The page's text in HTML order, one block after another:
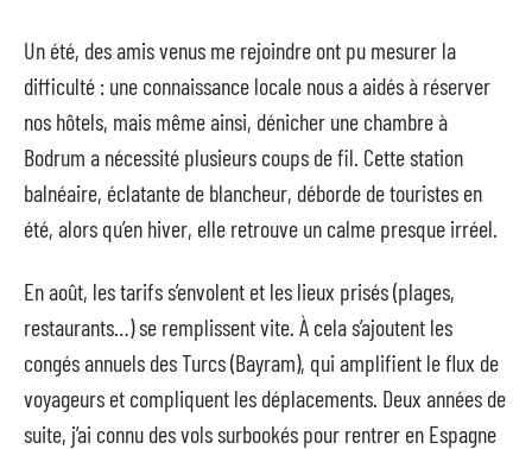
Un été, des amis venus me rejoindre ont pu mesurer la
difficulté : une connaissance locale nous a aidés à réserver
nos hôtels, mais même ainsi, dénicher une chambre à
Bodrum a nécessité plusieurs coups de fil. Cette station
balnéaire, éclatante de blancheur, déborde de touristes en
été, alors qu’en hiver, elle retrouve un calme presque irréel.
En août, les tarifs s’envolent et les lieux prisés (plages,
restaurants…) se remplissent vite. À cela s’ajoutent les
congés annuels des Turcs (Bayram), qui amplifient le flux de
voyageurs et compliquent les déplacements. Deux années de
suite, j’ai connu des vols surbookés pour rentrer en Espagne